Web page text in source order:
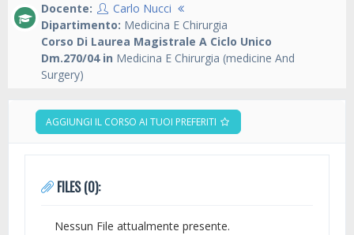
Docente:
Carlo Nucci
Dipartimento: Medicina E Chirurgia
Corso Di Laurea Magistrale A Ciclo Unico
Dm.270/04 in Medicina E Chirurgia (medicine And
Surgery)
AGGIUNGI IL CORSO AI TUOI PREFERITI
FILES (0):
Nessun File attualmente presente.